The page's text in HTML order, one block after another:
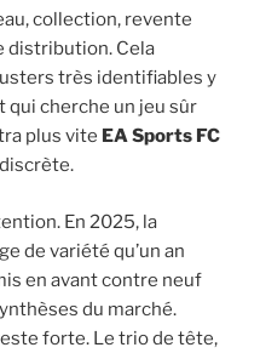
collection, revente
distribution. Cela
très identifiables y
qui cherche un jeu sûr
plus vite EA Sports FC
En 2025, la
de variété qu’un an
en avant contre neuf
du marché.
forte. Le trio de tête,